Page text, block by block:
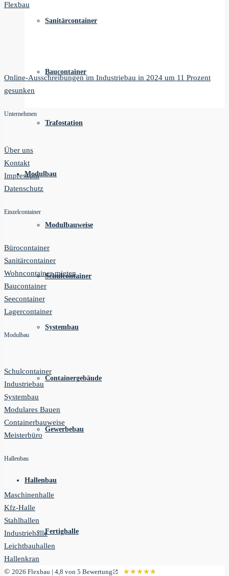
Sanitärcontainer
Baucontainer
Trafostation
Modulbau
Modulbauweise
Schulcontainer
Systembau
Containergebäude
Gewerbebau
Hallenbau
Fertighalle
Flexbau
Online-Ausschreibungen im Industriebau in 2024 um 11 Prozent
gesunken
Unternehmen
Über uns
Kontakt
Impressum
Datenschutz
Einzelcontainer
Bürocontainer
Sanitärcontainer
Wohncontainer mieten
Baucontainer
Seecontainer
Lagercontainer
Modulbau
Schulcontainer
Industriebau
Systembau
Modulares Bauen
Containerbauweise
Meisterbüro
Hallenbau
Maschinenhalle
Kfz-Halle
Stahlhallen
Industriehalle
Leichtbauhallen
Hallenkran
© 2026 Flexbau | 4,8 von 5 Bewertung ★★★★★
★★★★★